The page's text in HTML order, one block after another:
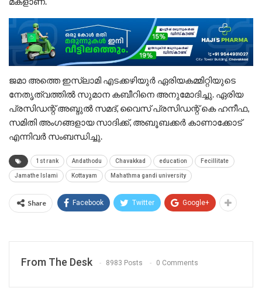
ജമാ അത്തെ ഇസ്ലാമി എടക്കഴിയുർ ഏരിയകമ്മിറ്റിയുടെ
നേതൃത്വത്തിൽ സുമാന കബീറിനെ അനുമോദിച്ചു. ഏരിയ
പ്രസിഡന്റ്‌ അബ്ദുൽ സമദ്, വൈസ് പ്രസിഡന്റ്‌ കെ ഹനീഫ,
സമിതി അംഗങ്ങളായ സാദിക്ക്, അബൂബക്കർ കാണാക്കോട്
എന്നിവർ സംബന്ധിച്ചു.
1st rank Andathodu Chavakkad education Fecillitate
Jamathe Islami Kottayam Mahathma gandi university
Share Facebook Twitter Google+
From The Desk 8983 Posts 0 Comments